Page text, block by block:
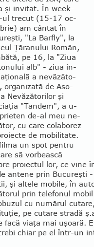
şi invitat. În week­
ul trecut (15-17 oc­
am cân­tat în
"La Barfly", la
Ţăra­nului Român,
pe 16, la "Ziua
alb" - ziua in­
a nevăză­to­
organizată de Aso­
Nevăzătorilor şi
"Tandem", a u­
de-al meu ne­
cu care colaborez
de mo­bi­li­tate.
un spot pentru
să vorbească
proiectul lor, ce vine
antene prin Bucureşti
şi altele mobile, în
prin telefonul
cu numărul
pe cutare stradă
facă viaţa mai uşoară.
chiar pe el într-un